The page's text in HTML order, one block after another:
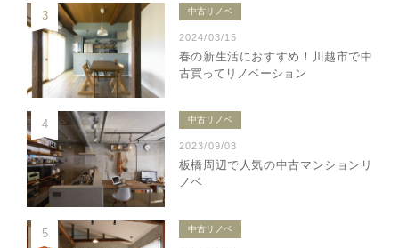
3 中古リノベ
2024/03/15
春の新生活におすすめ！川越市で中
古買ってリノベーション
4 中古リノベ
2023/09/03
板橋周辺で人気の中古マンションリ
ノベ
5 中古リノベ